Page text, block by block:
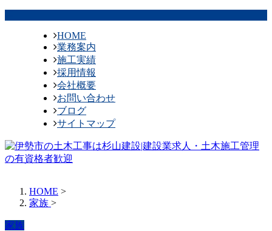
HOME
業務案内
施工実績
採用情報
会社概要
お問い合わせ
ブログ
サイトマップ
HOME >
家族 >
家族